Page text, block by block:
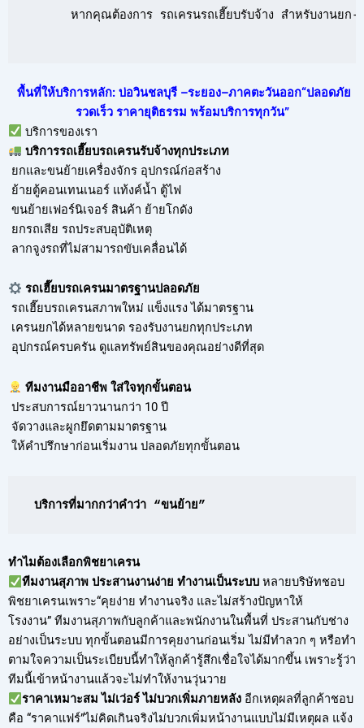
หากคุณต้องการ รถเครนรถเฮี๊ยบรับจ้าง สำหรับงานยก
พื้นที่ให้บริการหลัก: บ่อวินชลบุรี –ระยอง–ภาคตะวันออก“ปลอดภัย
รวดเร็ว ราคายุติธรรม พร้อมบริการทุกวัน”
บริการของเรา
บริการรถเฮี๊ยบรถเครนรับจ้างทุกประเภท
ยกและขนย้ายเครื่องจักร อุปกรณ์ก่อสร้าง
ย้ายตู้คอนเทนเนอร์ แท้งค์น้ำ ตู้ไฟ
ขนย้ายเฟอร์นิเจอร์ สินค้า ย้ายโกดัง
ยกรถเสีย รถประสบอุบัติเหตุ
ลากจูงรถที่ไม่สามารถขับเคลื่อนได้
รถเฮี๊ยบรถเครนมาตรฐานปลอดภัย
รถเฮี๊ยบรถเครนสภาพใหม่ แข็งแรง ได้มาตรฐาน
เครนยกได้หลายขนาด รองรับงานยกทุกประเภท
อุปกรณ์ครบครัน ดูแลทรัพย์สินของคุณอย่างดีที่สุด
ทีมงานมืออาชีพ ใส่ใจทุกขั้นตอน
ประสบการณ์ยาวนานกว่า 10 ปี
จัดวางและผูกยึดตามมาตรฐาน
ให้คำปรึกษาก่อนเริ่มงาน ปลอดภัยทุกขั้นตอน
บริการที่มากกว่าคำว่า “ขนย้าย”
ทำไมต้องเลือกพิชยาเครน
ทีมงานสุภาพ ประสานงานง่าย ทำงานเป็นระบบ หลายบริษัทชอบ
พิชยาเครนเพราะ“คุยง่าย ทำงานจริง และไม่สร้างปัญหาให้
โรงงาน” ทีมงานสุภาพกับลูกค้าและพนักงานในพื้นที่ ประสานกับช่าง
อย่างเป็นระบบ ทุกขั้นตอนมีการคุยงานก่อนเริ่ม ไม่มีทำลวก ๆ หรือทำ
ตามใจความเป็นระเบียบนี้ทำให้ลูกค้ารู้สึกเชื่อใจได้มากขึ้น เพราะรู้ว่า
ทีมนี้เข้าหน้างานแล้วจะไม่ทำให้งานวุ่นวาย
ราคาเหมาะสม ไม่เว่อร์ ไม่บวกเพิ่มภายหลังอีกเหตุผลที่ลูกค้าชอบ
คือ “ราคาแฟร์”ไม่คิดเกินจริงไม่บวกเพิ่มหน้างานแบบไม่มีเหตุผล แจ้ง